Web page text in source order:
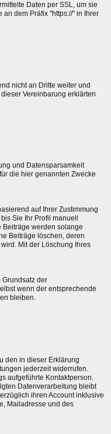
Daten per SSL, um sie
dem Präfix "https://" in Ihrer
nicht an Dritte weiter und
Vereinbarung erklärten
und Datensparsamkeit
die hier genannten Zwecke
auf Ihrer Zustimmung
Sie Ihr Profil manuell
werden solange
Beiträge löschen, deren
Mit der Löschung Ihres
der
wenn der entsprechende
bleiben.
den in dieser Erklärung
jederzeit widerrufen.
aufgeführte Kontaktperson.
Datenverarbeitung bleibt
ihren Account inklusive
Mailadresse und des